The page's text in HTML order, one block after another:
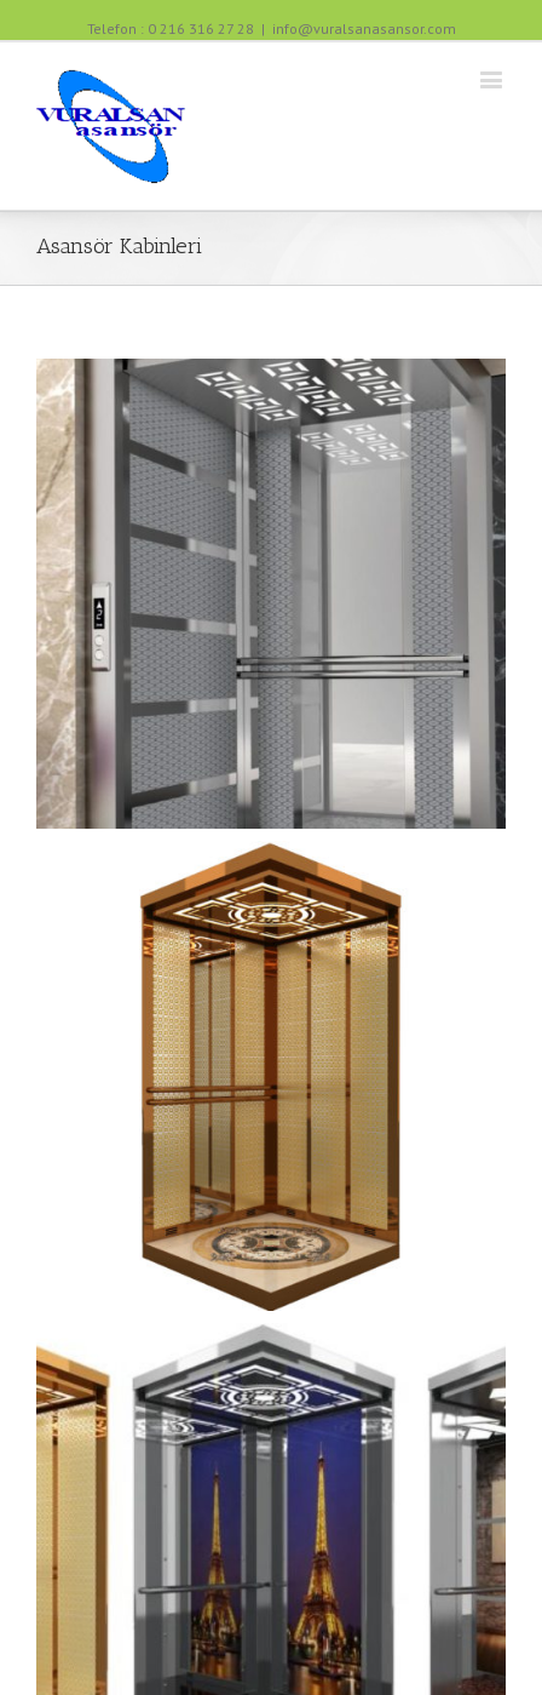
Telefon : 0 216 316 27 28 | info@vuralsanasansor.com
Asansör Kabinleri
kabin (4)